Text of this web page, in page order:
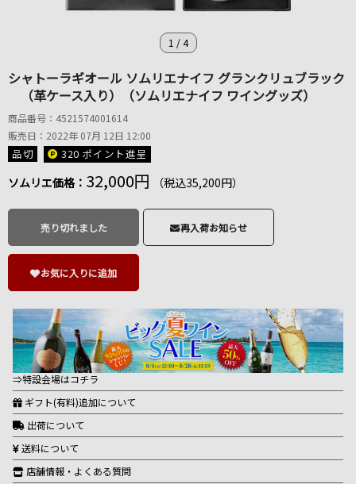
1 /4
シャトーラギオール ソムリエナイフ グランクリュブラック
（革ケース入り）（ソムリエナイフ ワイングッズ）
商品番号：4521574001614
販売日：2022年 07月 12日 12:00
品切 320 ポイント進呈
ソムリエ価格： 32,000円 （税込35,200円）
売り切れました 再入荷お知らせ
お気に入りに追加
⇒特設会場はコチラ
ギフト(有料)追加について
出荷について
送料について
店舗情報・よくある質問